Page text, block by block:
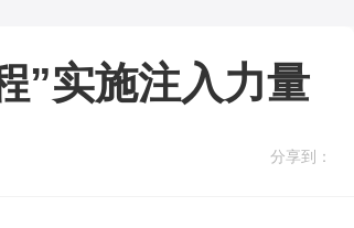
”实施注入力量
分享到：